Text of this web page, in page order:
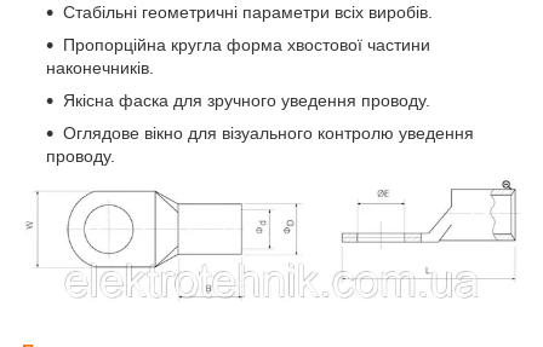
Стабільні геометричні параметри всіх виробів.
Пропорційна кругла форма хвостової частини
наконечників.
Якісна фаска для зручного уведення проводу.
Оглядове вікно для візуального контролю уведення
проводу.